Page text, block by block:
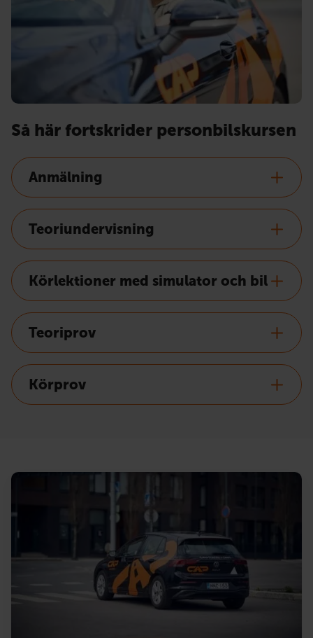
Så här fortskrider personbilskursen
Anmälning
Teoriundervisning
Körlektioner med simulator och bil
Teoriprov
Körprov